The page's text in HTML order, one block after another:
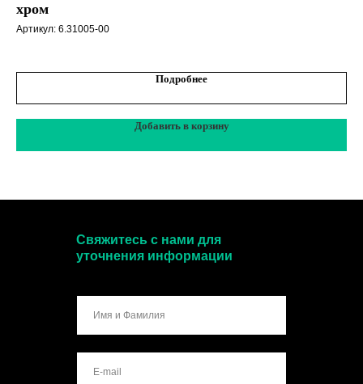
хром
Артикул: 6.31005-00
Подробнее
Добавить в корзину
Свяжитесь с нами для
уточнения информации